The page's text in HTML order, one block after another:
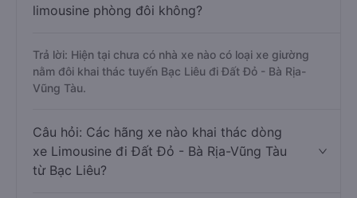
limousine phòng đôi không?
Trả lời: Hiện tại chưa có nhà xe nào có loại xe giường
nằm đôi khai thác tuyến Bạc Liêu đi Đất Đỏ - Bà Rịa-
Vũng Tàu.
Câu hỏi: Các hãng xe nào khai thác dòng
xe Limousine đi Đất Đỏ - Bà Rịa-Vũng Tàu
từ Bạc Liêu?